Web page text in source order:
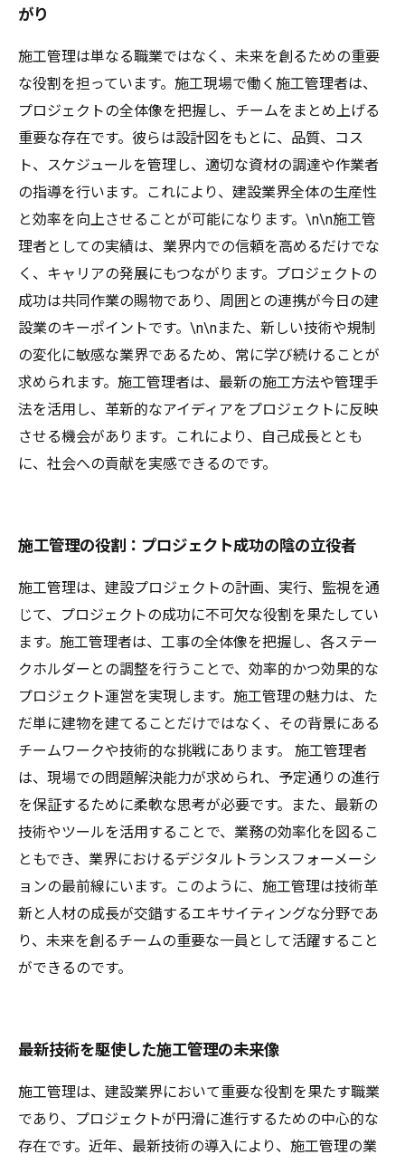
員に
がり
施工管理は単なる職業ではなく、未来を創るための重要
な役割を担っています。施工現場で働く施工管理者は、
プロジェクトの全体像を把握し、チームをまとめ上げる
重要な存在です。彼らは設計図をもとに、品質、コス
ト、スケジュールを管理し、適切な資材の調達や作業者
の指導を行います。これにより、建設業界全体の生産性
と効率を向上させることが可能になります。\n\n施工管
理者としての実績は、業界内での信頼を高めるだけでな
く、キャリアの発展にもつながります。プロジェクトの
成功は共同作業の賜物であり、周囲との連携が今日の建
設業のキーポイントです。\n\nまた、新しい技術や規制
の変化に敏感な業界であるため、常に学び続けることが
求められます。施工管理者は、最新の施工方法や管理手
法を活用し、革新的なアイディアをプロジェクトに反映
させる機会があります。これにより、自己成長ととも
に、社会への貢献を実感できるのです。
施工管理の役割：プロジェクト成功の陰の立役者
施工管理は、建設プロジェクトの計画、実行、監視を通
じて、プロジェクトの成功に不可欠な役割を果たしてい
ます。施工管理者は、工事の全体像を把握し、各ステー
クホルダーとの調整を行うことで、効率的かつ効果的な
プロジェクト運営を実現します。施工管理の魅力は、た
だ単に建物を建てることだけではなく、その背景にある
チームワークや技術的な挑戦にあります。 施工管理者
は、現場での問題解決能力が求められ、予定通りの進行
を保証するために柔軟な思考が必要です。また、最新の
技術やツールを活用することで、業務の効率化を図るこ
ともでき、業界におけるデジタルトランスフォーメーシ
ョンの最前線にいます。このように、施工管理は技術革
新と人材の成長が交錯するエキサイティングな分野であ
り、未来を創るチームの重要な一員として活躍すること
ができるのです。
最新技術を駆使した施工管理の未来像
施工管理は、建設業界において重要な役割を果たす職業
であり、プロジェクトが円滑に進行するための中心的な
存在です。近年、最新技術の導入により、施工管理の業